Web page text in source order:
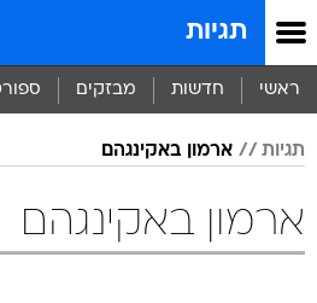
תגיות
ראשי חדשות מבזקים
תגיות ארמון באקינגהם
ארמון באקינגהם